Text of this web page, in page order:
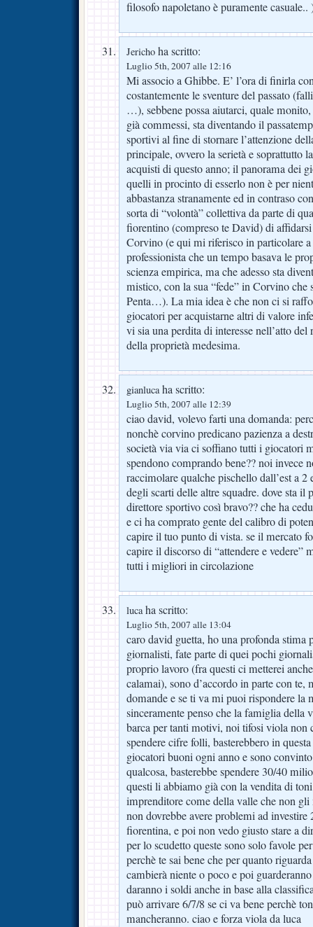
filosofo napoletano è puramente casuale..
Jericho ha scritto:
Luglio 5th, 2007 alle 12:16
Mi associo a Ghibbe. E’ l’ora di finirla
costantemente le sventure del passato
…), sebbene possa aiutarci, quale
già commessi, sta diventando il
sportivi al fine di stornare l’attenzione
principale, ovvero la serietà e soprattutto
acquisti di questo anno; il panorama dei
quelli in procinto di esserlo non è per
abbastanza stranamente ed in contraso
sorta di “volontà” collettiva da parte di
fiorentino (compreso te David) di
Corvino (e qui mi riferisco in particolare
professionista che un tempo basava le
scienza empirica, ma che adesso sta
mistico, con la sua “fede” in Corvino che
Penta…). La mia idea è che non ci si
giocatori per acquistarne altri di valore
vi sia una perdita di interesse nell’atto
della proprietà medesima.
gianlucaha scritto:
Luglio 5th, 2007 alle 12:39
ciao david, volevo farti una domanda:
nonchè corvino predicano pazienza a
società via via ci soffiano tutti i giocatori
spendono comprando bene?? noi invece
raccimolare qualche pischello dall’est a 2
degli scarti delle altre squadre. dove sta il
direttore sportivo così bravo?? che ha
e ci ha comprato gente del calibro di
capire il tuo punto di vista. se il mercato
capire il discorso di “attendere e vedere”
tutti i migliori in circolazione
lucaha scritto:
Luglio 5th, 2007 alle 13:04
caro david guetta, ho una profonda stima
giornalisti, fate parte di quei pochi
proprio lavoro (fra questi ci metterei
calamai), sono d’accordo in parte con te,
domande e se ti va mi puoi rispondere la
sinceramente penso che la famiglia della
barca per tanti motivi, noi tifosi viola non
spendere cifre folli, basterebbero in
giocatori buoni ogni anno e sono
qualcosa, basterebbe spendere 30/40
questi li abbiamo già con la vendita di
imprenditore come della valle che non
non dovrebbe avere problemi ad
fiorentina, e poi non vedo giusto stare a
per lo scudetto queste sono solo favole
perchè te sai bene che per quanto
cambierà niente o poco e poi
daranno i soldi anche in base alla
può arrivare 6/7/8 se ci va bene perchè
mancheranno. ciao e forza viola da luca